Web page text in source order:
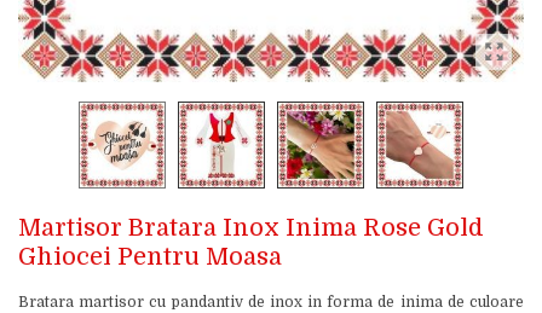
Martisor Bratara Inox Inima Rose Gold
Ghiocei Pentru Moasa
Bratara martisor cu pandantiv de inox in forma de inima de culoare